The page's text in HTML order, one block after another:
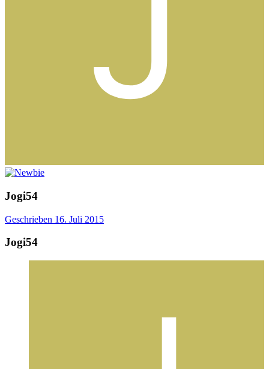
Jogi54
Geschrieben 16. Juli 2015
Jogi54